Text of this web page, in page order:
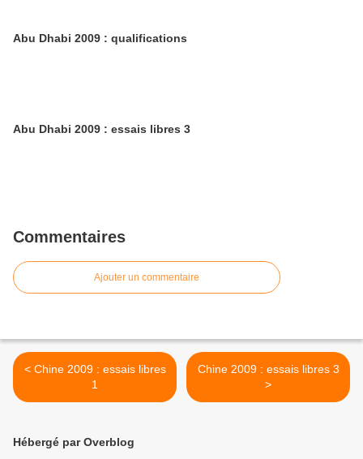
Abu Dhabi 2009 : qualifications
Abu Dhabi 2009 : essais libres 3
Commentaires
Ajouter un commentaire
< Chine 2009 : essais libres
1
Chine 2009 : essais libres 3
>
Hébergé par Overblog